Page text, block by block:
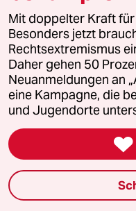
würden gern
wie bei allen
auch.
S
@Beatrice:
Jedes
nur weiss
Geld
Mit doppelter Kraft
Besonders jetzt
Rechtsextremismus
Daher gehen 50
Neuanmeldungen an
eine Kampagne, die
und Jugendorte
